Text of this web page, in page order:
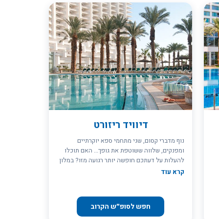
דיוויד ריזורט
נוף מדברי קסום, שני מתחמי ספא יוקרתיים
ומפנקים, שלווה ששוטפת את גופך... האם תוכלו
להעלות על דעתכם חופשה יותר רגועה מזו? במלון
דיוויד ים המלח ריזורט וספא (מלון מרידיאן
הורסיות שלהם) מיועדים לארח בנוחות שלושה עד
ארבעה נופשים) בעוד הסוויטות המפוארות
קרא עוד
חפש לסופ״ש הקרוב